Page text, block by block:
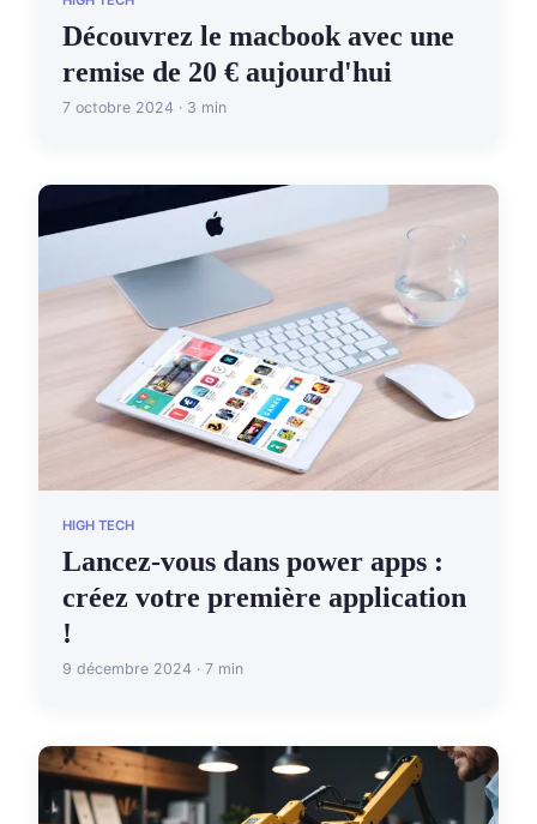
Découvrez le macbook avec une
remise de 20 € aujourd'hui
7 octobre 2024 · 3 min
HIGH TECH
Lancez-vous dans power apps :
créez votre première application
!
9 décembre 2024 · 7 min